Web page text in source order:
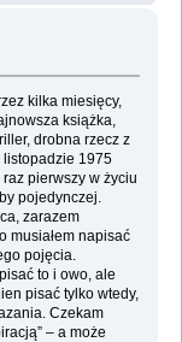
kilka miesięcy,
książka,
drobna rzecz z
listopadzie 1975
pierwszy w życiu
pojedynczej.
zarazem
musiałem napisać
pojęcia.
to i owo, ale
pisać tylko wtedy,
Czekam
– a może